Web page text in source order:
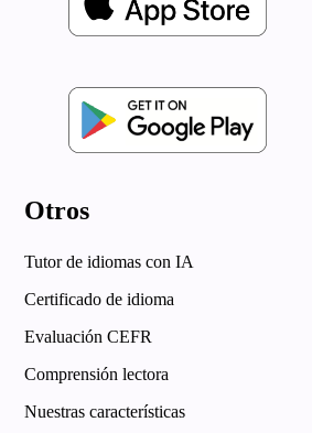
Otros
Tutor de idiomas con IA
Certificado de idioma
Evaluación CEFR
Comprensión lectora
Nuestras características